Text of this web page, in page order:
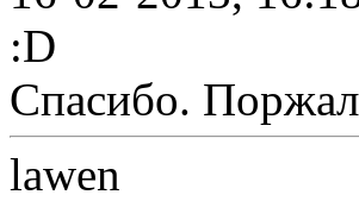
:D
Спасибо.
lawen